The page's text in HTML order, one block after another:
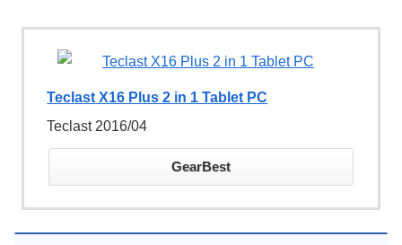
Teclast X16 Plus 2 in 1 Tablet PC
Teclast 2016/04
GearBest